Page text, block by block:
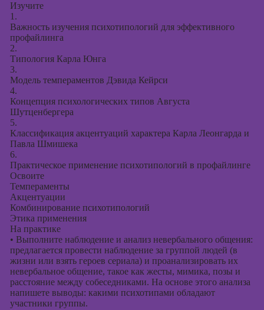
Изучите
1.
Важность изучения психотипологий для эффективного
профайлинга
2.
Типология Карла Юнга
3.
Модель темпераментов Дэвида Кейрси
4.
Концепция психологических типов Августа
Шутценбергера
5.
Классификация акцентуаций характера Карла Леонгарда и
Павла Шмишека
6.
Практическое применение психотипологий в профайлинге
Освоите
Темпераменты
Акцентуации
Комбинирование психотипологий
Этика применения
На практике
• Выполните наблюдение и анализ невербального общения:
предлагается провести наблюдение за группой людей (в
жизни или взять героев сериала) и проанализировать их
невербальное общение, такое как жесты, мимика, позы и
расстояние между собеседниками. На основе этого анализа
напишете выводы: какими психотипами обладают
участники группы.